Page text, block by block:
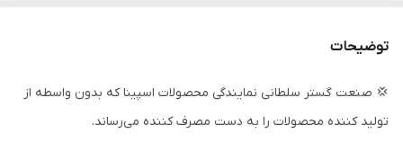
توضیحات
💢 صنعت گستر سلطانی نمایندگی محصولات اسپینا که بدون واسطه از
تولید کننده محصولات را به دست مصرف کننده می‌رساند.